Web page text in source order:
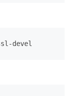
devel